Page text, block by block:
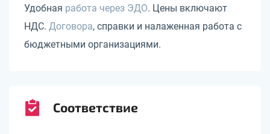
Удобная работа через ЭДО. Цены включают
НДС. Договора, справки и налаженная работа с
бюджетными организациями.
Соответствие